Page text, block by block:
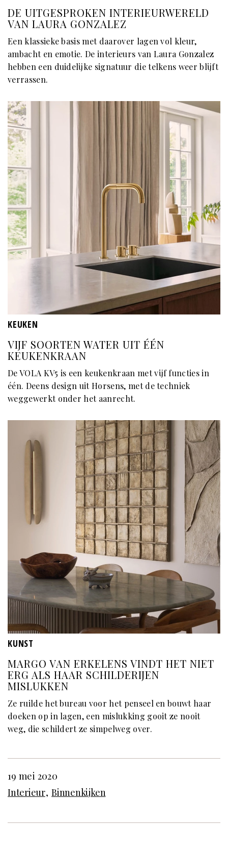
DE UITGESPROKEN INTERIEURWERELD
VAN LAURA GONZALEZ
Een klassieke basis met daarover lagen vol kleur,
ambacht en emotie. De interieurs van Laura Gonzalez
hebben een duidelijke signatuur die telkens weer blijft
verrassen.
KEUKEN
VIJF SOORTEN WATER UIT ÉÉN
KEUKENKRAAN
De VOLA KV5 is een keukenkraan met vijf functies in
één. Deens design uit Horsens, met de techniek
weggewerkt onder het aanrecht.
KUNST
MARGO VAN ERKELENS VINDT HET NIET
ERG ALS HAAR SCHILDERIJEN
MISLUKKEN
Ze ruilde het bureau voor het penseel en bouwt haar
doeken op in lagen, een mislukking gooit ze nooit
weg, die schildert ze simpelweg over.
19 mei 2020
Interieur Binnenkijken